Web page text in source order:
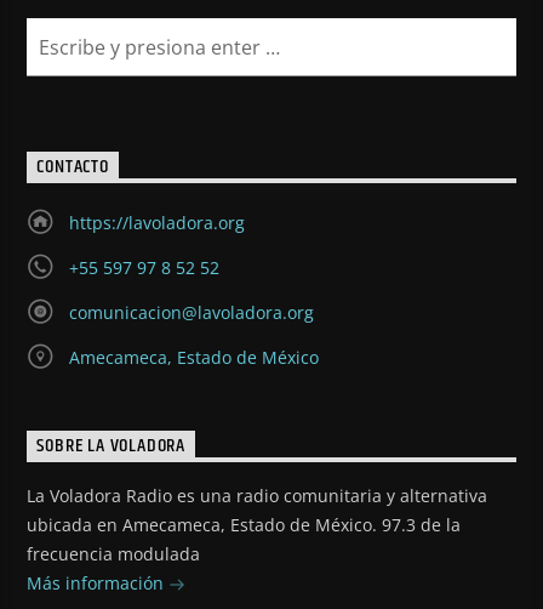
CONTACTO
https://lavoladora.org
+55 597 97 8 52 52
comunicacion@lavoladora.org
Amecameca, Estado de México
SOBRE LA VOLADORA
La Voladora Radio es una radio comunitaria y alternativa
ubicada en Amecameca, Estado de México. 97.3 de la
frecuencia modulada
Más información